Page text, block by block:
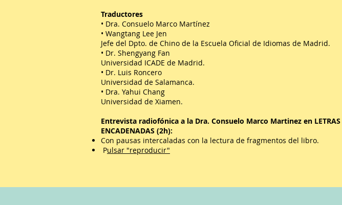
Traductores
• Dra. Consuelo Marco Martínez
• Wangtang Lee Jen
Jefe del Dpto. de Chino de la Escuela Oficial de Idiomas de Madrid.
• Dr. Shengyang Fan
Universidad ICADE de Madrid.
• Dr. Luis Roncero
Universidad de Salamanca.
• Dra. Yahui Chang
Universidad de Xiamen.
Entrevista radiofónica a la Dra. Consuelo Marco Martinez en LETRAS
ENCADENADAS (2h):
Con pausas intercaladas con la lectura de fragmentos del libro.
Pulsar "reproducir"